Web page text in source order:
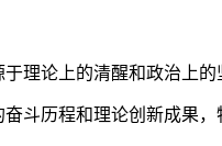
理论上的清醒和政治上
斗历程和理论创新成果